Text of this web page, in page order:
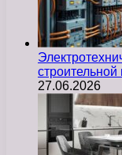
27.06.2026